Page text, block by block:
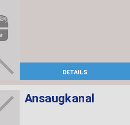
DETAILS
Ansaugkanal